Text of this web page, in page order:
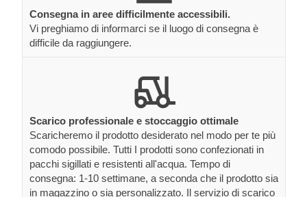
Consegna in aree difficilmente accessibili.
Vi preghiamo di informarci se il luogo di consegna è
difficile da raggiungere.
Scarico professionale e stoccaggio ottimale
Scaricheremo il prodotto desiderato nel modo per te più
comodo possibile. Tutti I prodotti sono confezionati in
pacchi sigillati e resistenti all'acqua. Tempo di
consegna: 1-10 settimane, a seconda che il prodotto sia
in magazzino o sia personalizzato. Il servizio di scarico